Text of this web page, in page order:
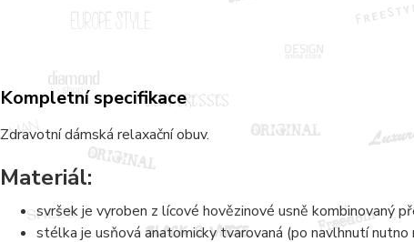
Kompletní specifikace
Zdravotní dámská relaxační obuv.
Materiál:
svršek je vyroben z lícové hovězinové usně kombinovaný
stélka je usňová anatomicky tvarovaná (po navlhnutí